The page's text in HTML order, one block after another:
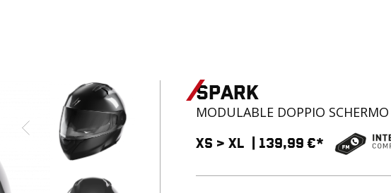
Spark
MODULABLE DOPPIO SCHERMO
XS >XL 139,99 €*